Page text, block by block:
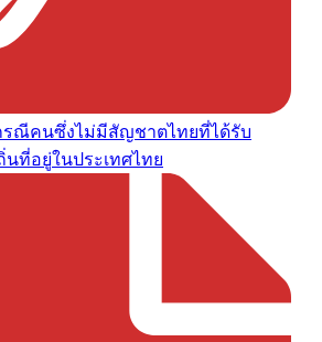
รณีคนซึ่งไม่มีสัญชาตไทยที่ได้รับ
ที่อยู่ในประเทศไทย